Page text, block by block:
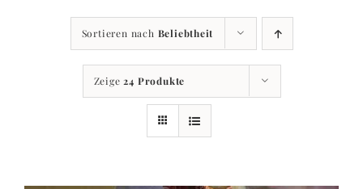
Restaurant
Sortieren nach Beliebtheit
Zeige 24 Produkte